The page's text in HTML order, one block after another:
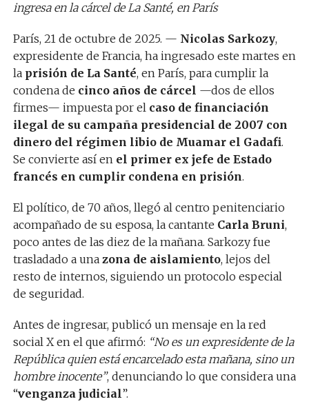
ingresa en la cárcel de La Santé, en París
París, 21 de octubre de 2025. — Nicolas Sarkozy,
expresidente de Francia, ha ingresado este martes en
la prisión de La Santé, en París, para cumplir la
condena de cinco años de cárcel —dos de ellos
firmes— impuesta por el caso de financiación
ilegal de su campaña presidencial de 2007 con
dinero del régimen libio de Muamar el Gadafi.
Se convierte así en el primer ex jefe de Estado
francés en cumplir condena en prisión.
El político, de 70 años, llegó al centro penitenciario
acompañado de su esposa, la cantante Carla Bruni,
poco antes de las diez de la mañana. Sarkozy fue
trasladado a una zona de aislamiento, lejos del
resto de internos, siguiendo un protocolo especial
de seguridad.
Antes de ingresar, publicó un mensaje en la red
social X en el que afirmó: “No es un expresidente de la
República quien está encarcelado esta mañana, sino un
hombre inocente”, denunciando lo que considera una
“venganza judicial”.